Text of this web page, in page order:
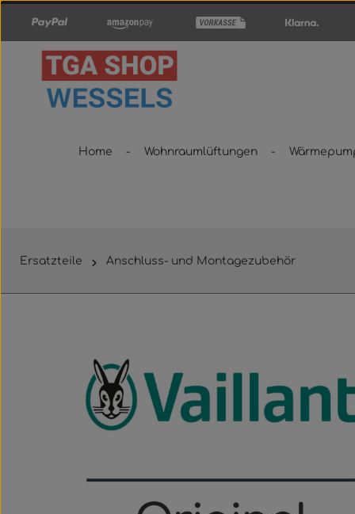
Hauptinhalt springen
Zur Hauptnavigation springen
Home Wohnraumlüftungen
Ersatzteile Anschluss- und Montagezubehör